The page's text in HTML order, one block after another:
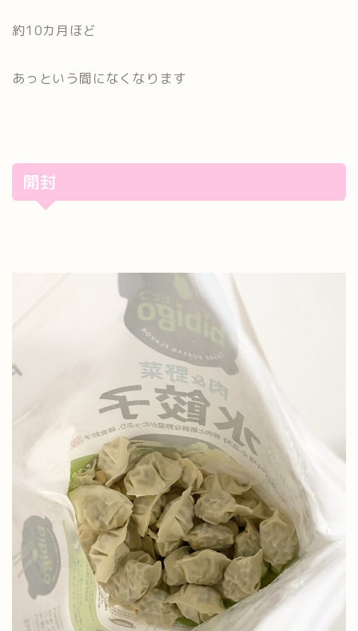
約10カ月ほど
あっという間になくなります
開封